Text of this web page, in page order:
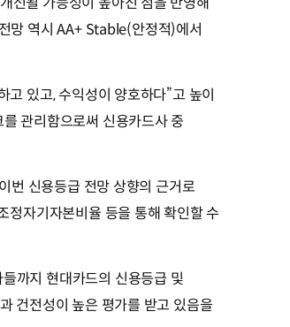
망 역시 AA+ Stable(안정적)에서
있고, 수익성이 양호하다”고 높이
관리함으로써 신용카드사 중
번 신용등급 전망 상향의 근거로
정자기자본비율 등을 통해 확인할 수
까지 현대카드의 신용등급 및
건전성이 높은 평가를 받고 있음을